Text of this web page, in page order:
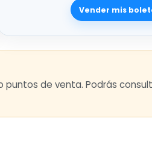
Vender mis
de venta. Podrás